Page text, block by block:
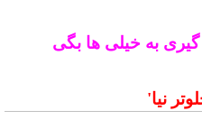
به خیلی ها بگی
نیا'